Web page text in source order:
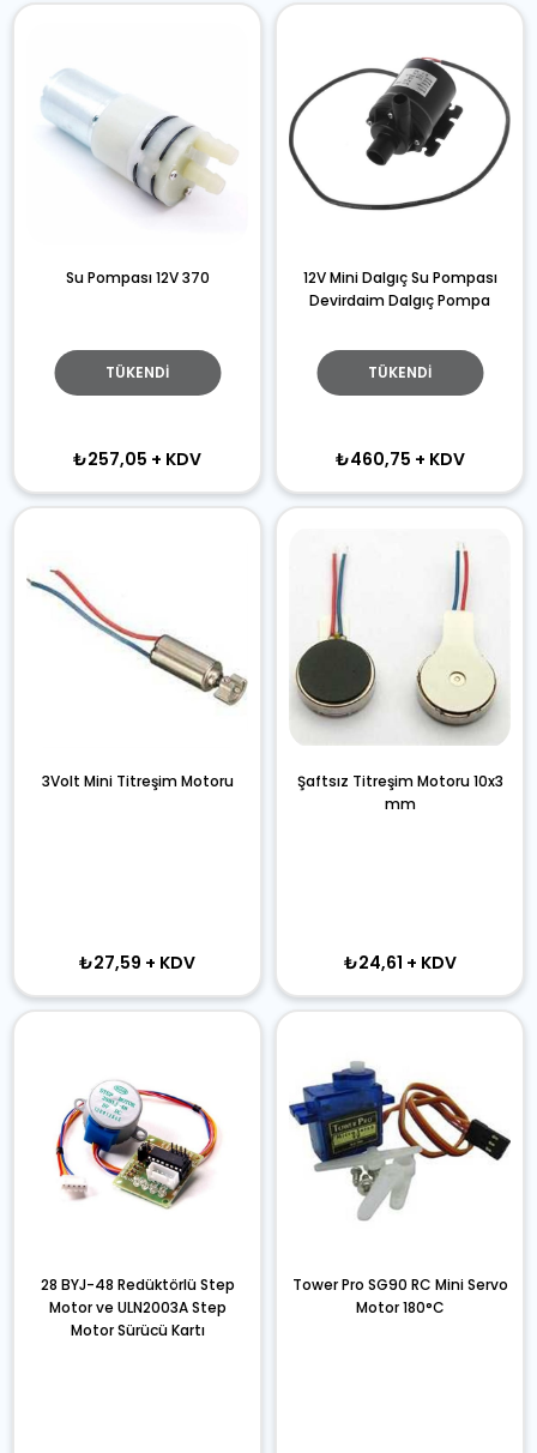
TÜKENDI
Su Pompası 12V 370
₺257,05 + KDV
TÜKENDI
12V Mini Dalgıç Su Pompası
Devirdaim Dalgıç Pompa
₺460,75 + KDV
3Volt Mini Titreşim Motoru
₺27,59 + KDV
Şaftsız Titreşim Motoru 10x3
mm
₺24,61 + KDV
28 BYJ-48 Redüktörlü Step
Motor ve ULN2003A Step
Motor Sürücü Kartı
Tower Pro SG90 RC Mini Servo
Motor 180°C